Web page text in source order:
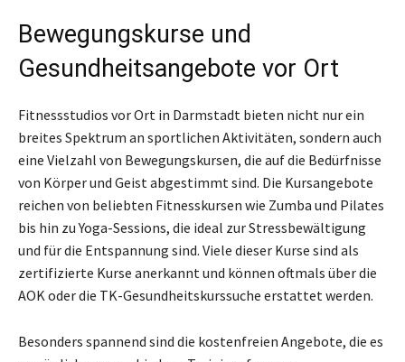
Bewegungskurse und
Gesundheitsangebote vor Ort
Fitnessstudios vor Ort in Darmstadt bieten nicht nur ein
breites Spektrum an sportlichen Aktivitäten, sondern auch
eine Vielzahl von Bewegungskursen, die auf die Bedürfnisse
von Körper und Geist abgestimmt sind. Die Kursangebote
reichen von beliebten Fitnesskursen wie Zumba und Pilates
bis hin zu Yoga-Sessions, die ideal zur Stressbewältigung
und für die Entspannung sind. Viele dieser Kurse sind als
zertifizierte Kurse anerkannt und können oftmals über die
AOK oder die TK-Gesundheitskurssuche erstattet werden.
Besonders spannend sind die kostenfreien Angebote, die es